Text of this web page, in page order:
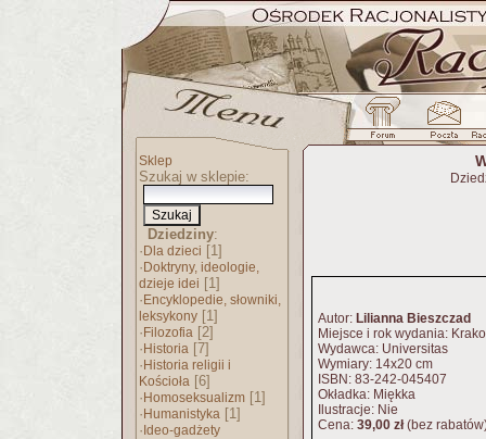
Sklep
Szukaj w sklepie:
Dziedziny:
· Dla dzieci [1]
· Doktryny, ideologie,
dzieje idei [1]
· Encyklopedie, słowniki,
leksykony [1]
· Filozofia [2]
· Historia [7]
· Historia religii i
Kościoła [6]
· Homoseksualizm [1]
· Humanistyka [1]
· Ideo-gadżety
Autor: Lilianna Bieszczad
Miejsce i rok wydania:
Wydawca: Universitas
Wymiary: 14x20 cm
ISBN: 83-242-045407
Okładka: Miękka
Ilustracje: Nie
Cena: 39,00 zł(bez